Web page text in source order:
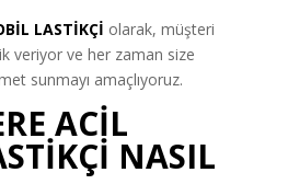
LASTİKÇİ olarak, müşteri
veriyor ve her zaman size
sunmayı amaçlıyoruz.
ACİL
NASIL